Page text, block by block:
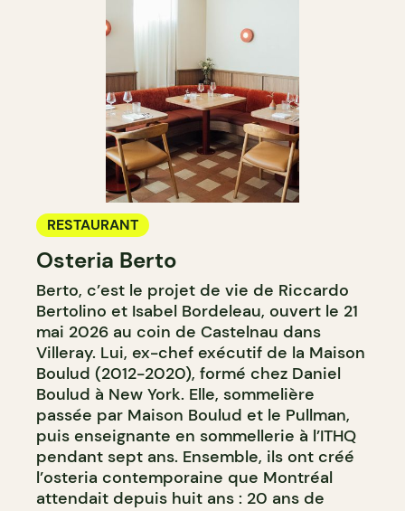
RESTAURANT
Osteria Berto
Berto, c’est le projet de vie de Riccardo
Bertolino et Isabel Bordeleau, ouvert le 21
mai 2026 au coin de Castelnau dans
Villeray. Lui, ex-chef exécutif de la Maison
Boulud (2012-2020), formé chez Daniel
Boulud à New York. Elle, sommelière
passée par Maison Boulud et le Pullman,
puis enseignante en sommellerie à l’ITHQ
pendant sept ans. Ensemble, ils ont créé
l’osteria contemporaine que Montréal
attendait depuis huit ans : 20 ans de